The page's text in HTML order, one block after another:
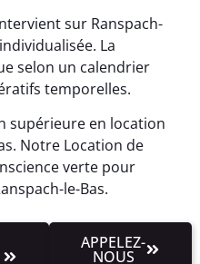
sur Ranspach-
La
selon un calendrier
temporelles.
supérieure en location
Notre Location de
verte pour
le-Bas.
APPELEZ-
NOUS